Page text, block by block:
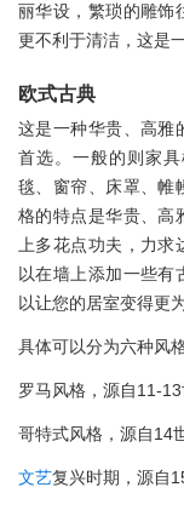
丽华设，繁琐的雕饰
更不利于清洁，这是
欧式古典
这是一种华贵、高雅
首选。一般的则家
毯、窗帘、床罩、帷
格的特点是华贵、高
上多花点功夫，力求
以在墙上添加一些有
以让您的居室变得更
具体可以分为六种风
罗马风格，源自11-
哥特式风格，源自14
文艺复兴时期，源自